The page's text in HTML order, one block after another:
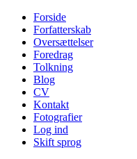
Forside
Forfatterskab
Oversættelser
Foredrag
Tolkning
Blog
CV
Kontakt
Fotografier
Log ind
Skift sprog